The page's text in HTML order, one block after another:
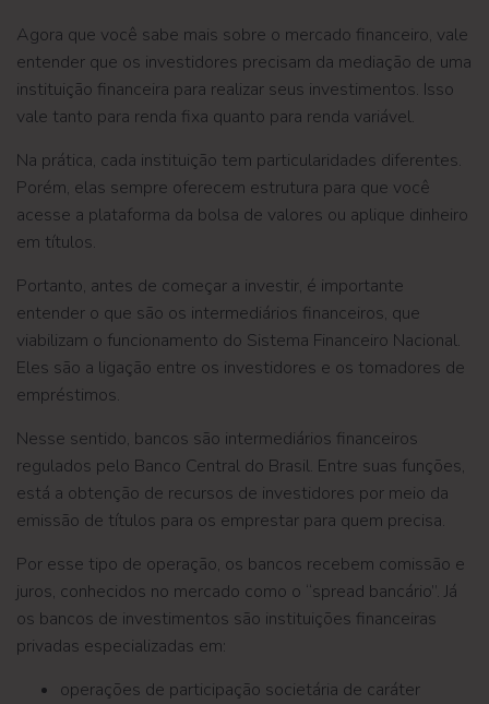
Agora que você sabe mais sobre o mercado financeiro, vale
entender que os investidores precisam da mediação de uma
instituição financeira para realizar seus investimentos. Isso
vale tanto para renda fixa quanto para renda variável.
Na prática, cada instituição tem particularidades diferentes.
Porém, elas sempre oferecem estrutura para que você
acesse a plataforma da bolsa de valores ou aplique dinheiro
em títulos.
Portanto, antes de começar a investir, é importante
entender o que são os intermediários financeiros, que
viabilizam o funcionamento do Sistema Financeiro Nacional.
Eles são a ligação entre os investidores e os tomadores de
empréstimos.
Nesse sentido, bancos são intermediários financeiros
regulados pelo Banco Central do Brasil. Entre suas funções,
está a obtenção de recursos de investidores por meio da
emissão de títulos para os emprestar para quem precisa.
Por esse tipo de operação, os bancos recebem comissão e
juros, conhecidos no mercado como o “spread bancário”. Já
os bancos de investimentos são instituições financeiras
privadas especializadas em:
operações de participação societária de caráter